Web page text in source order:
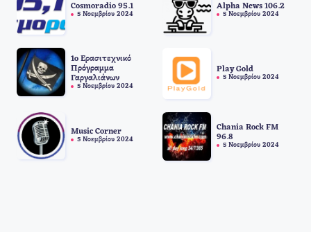
Cosmoradio 95.1
5 Νοεμβρίου 2024
Alpha News 106.2
5 Νοεμβρίου 2024
1o Ερασιτεχνικό
Πρόγραμμα
Γαργαλιάνων
5 Νοεμβρίου 2024
Play Gold
5 Νοεμβρίου 2024
Music Corner
5 Νοεμβρίου 2024
Chania Rock FM
96.8
5 Νοεμβρίου 2024